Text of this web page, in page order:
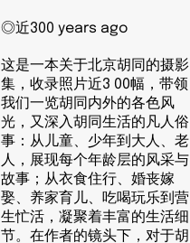
◎近300 years ago
这是一本关于北京胡同的摄影
集，收录照片近3 00幅，带领
我们一览胡同内外的各色风
光，又深入胡同生活的凡人俗
事：从儿童、少年到大人、老
人，展现每个年龄层的风采与
故事；从衣食住行、婚丧嫁
娶、养家育儿、吃喝玩乐到营
生忙活，凝聚着丰富的生活细
节。在作者的镜头下，对于胡